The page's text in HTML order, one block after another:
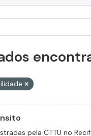
pela CTTU no